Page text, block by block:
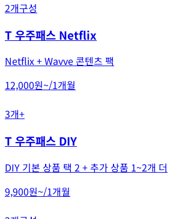
2개구성
T 우주패스 Netflix
Netflix + Wavve 콘텐츠 팩
12,000원~/1개월
3개+
T 우주패스 DIY
DIY 기본 상품 택 2 + 추가 상품 1~2개 더
9,900원~/1개월